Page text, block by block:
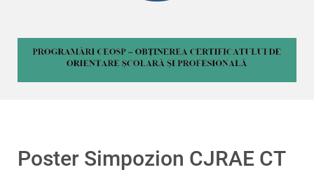
Poster Simpozion CJRAE CT